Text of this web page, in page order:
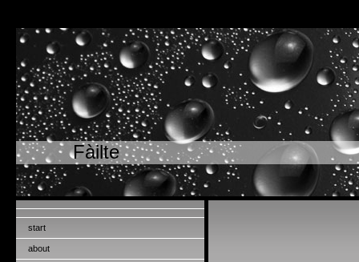
Fàilte
start
about